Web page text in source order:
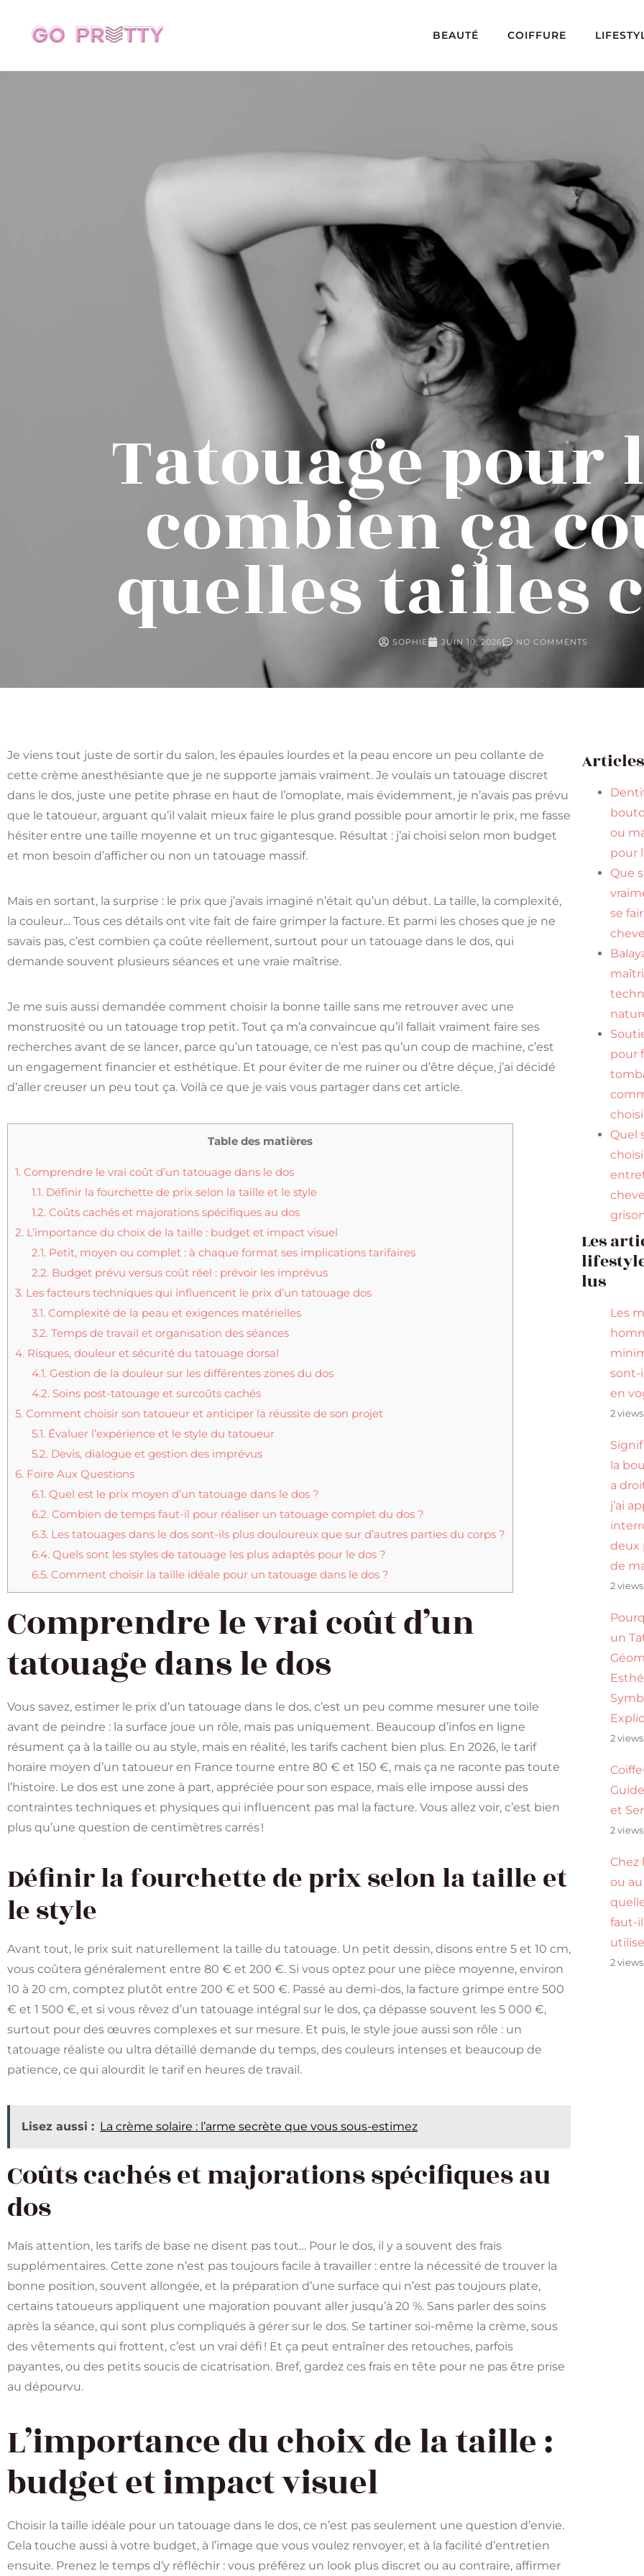
BEAUTÉ COIFFURE
Tatouage pour
combien ça
quelles tailles
SOPHIE JUIN 10, 2026 NO COMMENTS
Je viens tout juste de sortir du salon, les épaules lourdes et la peau encore un peu collante de
cette crème anesthésiante que je ne supporte jamais vraiment. Je voulais un tatouage discret
dans le dos, juste une petite phrase en haut de l’omoplate, mais évidemment, je n’avais pas prévu
que le tatoueur, arguant qu’il valait mieux faire le plus grand possible pour amortir le prix, me fasse
hésiter entre une taille moyenne et un truc gigantesque. Résultat : j’ai choisi selon mon budget
et mon besoin d’afficher ou non un tatouage massif.
Mais en sortant, la surprise : le prix que j’avais imaginé n’était qu’un début. La taille, la complexité,
la couleur… Tous ces détails ont vite fait de faire grimper la facture. Et parmi les choses que je ne
savais pas, c’est combien ça coûte réellement, surtout pour un tatouage dans le dos, qui
demande souvent plusieurs séances et une vraie maîtrise.
Je me suis aussi demandée comment choisir la bonne taille sans me retrouver avec une
monstruosité ou un tatouage trop petit. Tout ça m’a convaincue qu’il fallait vraiment faire ses
recherches avant de se lancer, parce qu’un tatouage, ce n’est pas qu’un coup de machine, c’est
un engagement financier et esthétique. Et pour éviter de me ruiner ou d’être déçue, j’ai décidé
d’aller creuser un peu tout ça. Voilà ce que je vais vous partager dans cet article.
Table des matières
1. Comprendre le vrai coût d’un tatouage dans le dos
1.1. Définir la fourchette de prix selon la taille et le style
1.2. Coûts cachés et majorations spécifiques au dos
2. L’importance du choix de la taille : budget et impact visuel
2.1. Petit, moyen ou complet : à chaque format ses implications tarifaires
2.2. Budget prévu versus coût réel : prévoir les imprévus
3. Les facteurs techniques qui influencent le prix d’un tatouage dos
3.1. Complexité de la peau et exigences matérielles
3.2. Temps de travail et organisation des séances
4. Risques, douleur et sécurité du tatouage dorsal
4.1. Gestion de la douleur sur les différentes zones du dos
4.2. Soins post-tatouage et surcoûts cachés
5. Comment choisir son tatoueur et anticiper la réussite de son projet
5.1. Évaluer l’expérience et le style du tatoueur
5.2. Devis, dialogue et gestion des imprévus
6. Foire Aux Questions
6.1. Quel est le prix moyen d’un tatouage dans le dos ?
6.2. Combien de temps faut-il pour réaliser un tatouage complet du dos ?
6.3. Les tatouages dans le dos sont-ils plus douloureux que sur d’autres parties du corps ?
6.4. Quels sont les styles de tatouage les plus adaptés pour le dos ?
6.5. Comment choisir la taille idéale pour un tatouage dans le dos ?
Comprendre le vrai coût d’un
tatouage dans le dos
Vous savez, estimer le prix d’un tatouage dans le dos, c’est un peu comme mesurer une toile
avant de peindre : la surface joue un rôle, mais pas uniquement. Beaucoup d’infos en ligne
résument ça à la taille ou au style, mais en réalité, les tarifs cachent bien plus. En 2026, le tarif
horaire moyen d’un tatoueur en France tourne entre 80 € et 150 €, mais ça ne raconte pas toute
l’histoire. Le dos est une zone à part, appréciée pour son espace, mais elle impose aussi des
contraintes techniques et physiques qui influencent pas mal la facture. Vous allez voir, c’est bien
plus qu’une question de centimètres carrés !
Définir la fourchette de prix selon la taille et
le style
Avant tout, le prix suit naturellement la taille du tatouage. Un petit dessin, disons entre 5 et 10 cm,
vous coûtera généralement entre 80 € et 200 €. Si vous optez pour une pièce moyenne, environ
10 à 20 cm, comptez plutôt entre 200 € et 500 €. Passé au demi-dos, la facture grimpe entre 500
€ et 1 500 €, et si vous rêvez d’un tatouage intégral sur le dos, ça dépasse souvent les 5 000 €,
surtout pour des œuvres complexes et sur mesure. Et puis, le style joue aussi son rôle : un
tatouage réaliste ou ultra détaillé demande du temps, des couleurs intenses et beaucoup de
patience, ce qui alourdit le tarif en heures de travail.
Lisez aussi : La crème solaire : l’arme secrète que vous sous-estimez
Coûts cachés et majorations spécifiques au
dos
Mais attention, les tarifs de base ne disent pas tout… Pour le dos, il y a souvent des frais
supplémentaires. Cette zone n’est pas toujours facile à travailler : entre la nécessité de trouver la
bonne position, souvent allongée, et la préparation d’une surface qui n’est pas toujours plate,
certains tatoueurs appliquent une majoration pouvant aller jusqu’à 20 %. Sans parler des soins
après la séance, qui sont plus compliqués à gérer sur le dos. Se tartiner soi-même la crème, sous
des vêtements qui frottent, c’est un vrai défi ! Et ça peut entraîner des retouches, parfois
payantes, ou des petits soucis de cicatrisation. Bref, gardez ces frais en tête pour ne pas être prise
au dépourvu.
L’importance du choix de la taille :
budget et impact visuel
Choisir la taille idéale pour un tatouage dans le dos, ce n’est pas seulement une question d’envie.
Cela touche aussi à votre budget, à l’image que vous voulez renvoyer, et à la facilité d’entretien
ensuite. Prenez le temps d’y réfléchir : vous préférez un look plus discret ou au contraire, affirmer
ou
pour
Que
se
pour
Quel
Les
lus
Les
sont-
en
2 views
la
a
j’ai
deux
de
2 views
un
2 views
et
2 views
Chez
ou
faut-
2 views